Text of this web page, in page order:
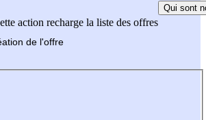
action recharge la liste des offres
Qui sont
de l'offre